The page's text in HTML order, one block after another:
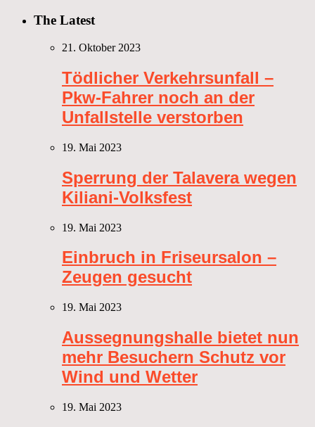
The Latest
21. Oktober 2023
Tödlicher Verkehrsunfall –
Pkw-Fahrer noch an der
Unfallstelle verstorben
19. Mai 2023
Sperrung der Talavera wegen
Kiliani-Volksfest
19. Mai 2023
Einbruch in Friseursalon –
Zeugen gesucht
19. Mai 2023
Aussegnungshalle bietet nun
mehr Besuchern Schutz vor
Wind und Wetter
19. Mai 2023